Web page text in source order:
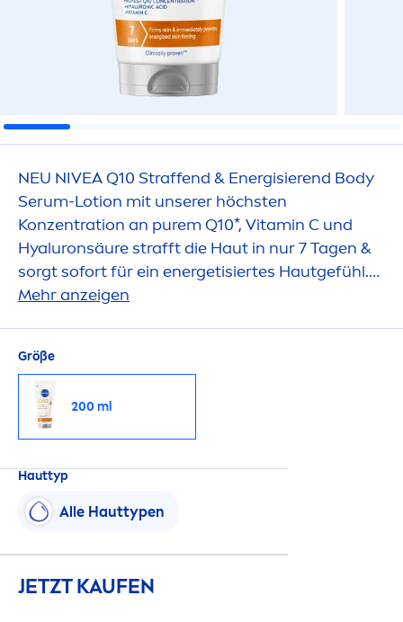
NEU NIVEAQ10 Straffend & Energisierend Body
Serum-Lotion mit unserer höchsten
Konzentration an purem Q10*, Vitamin C und
Hyaluronsäure strafft die Haut in nur 7 Tagen &
sorgt sofort für ein energetisiertes Hautgefühl.
*Innerhalb des
Mehr anzeigen
Größe
200 ml
Hauttyp
Alle Hauttypen
JETZT KAUFEN